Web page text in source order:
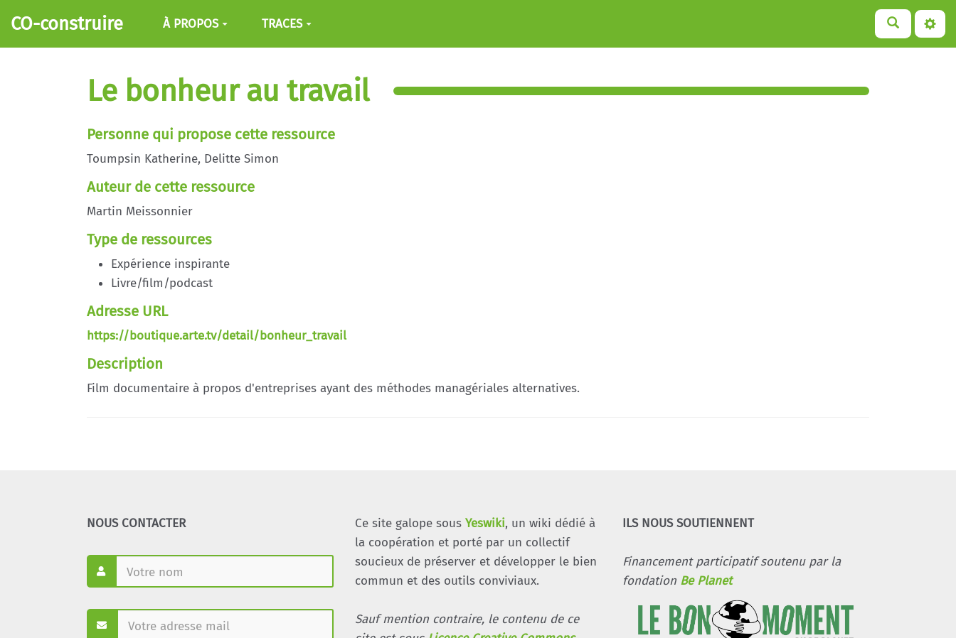
Aller au contenu principal
CO-construire À PROPOS TRACES
Le bonheur au travail
Personne qui propose cette ressource
Toumpsin Katherine, Delitte Simon
Auteur de cette ressource
Martin Meissonnier
Type de ressources
Expérience inspirante
Livre/film/podcast
Adresse URL
https://boutique.arte.tv/detail/bonheur_travail
Description
Film documentaire à propos d'entreprises ayant des méthodes managériales alternatives.
NOUS CONTACTER Ce site galope sous Yeswiki, un wiki dédié à
la coopération et porté par un collectif
soucieux de préserver et développer le bien
commun et des outils conviviaux.
Sauf mention contraire, le contenu de ce
ILS NOUS SOUTIENNENT
Financement participatif soutenu par la
fondation Be Planet